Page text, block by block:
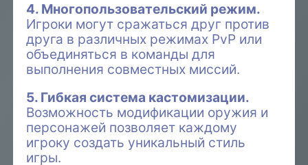
4. Многопользовательский режим.
Игроки могут сражаться друг против
друга в различных режимах PvP или
объединяться в команды для
выполнения совместных миссий.
5. Гибкая система кастомизации.
Возможность модификации оружия и
персонажей позволяет каждому
игроку создать уникальный стиль
игры.